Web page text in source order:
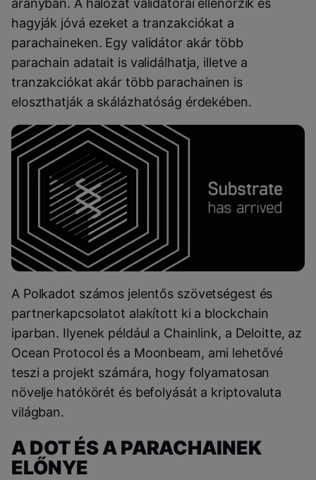
arányban. A hálózat validátorai ellenőrzik és
hagyják jóvá ezeket a tranzakciókat a
parachaineken. Egy validátor akár több
parachain adatait is validálhatja, illetve a
tranzakciókat akár több parachainen is
eloszthatják a skálázhatóság érdekében.
A Polkadot számos jelentős szövetségest és
partnerkapcsolatot alakított ki a blockchain
iparban. Ilyenek például a Chainlink, a Deloitte, az
Ocean Protocol és a Moonbeam, ami lehetővé
teszi a projekt számára, hogy folyamatosan
növelje hatókörét és befolyását a kriptovaluta
világban.
A DOT ÉS A PARACHAINEK
ELŐNYE